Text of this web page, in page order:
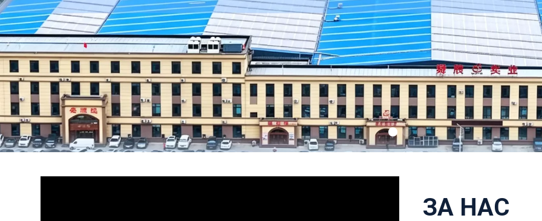
ЗА НАС